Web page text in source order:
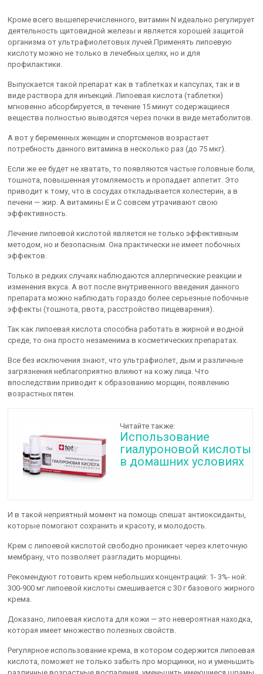
Кроме всего вышеперечисленного, витамин N идеально регулирует
деятельность щитовидной железы и является хорошей защитой
организма от ультрафиолетовых лучей.Применять липоевую
кислоту можно не только в лечебных целях, но и для
профилактики.
Выпускается такой препарат как в таблетках и капсулах, так и в
виде раствора для инъекций. Липоевая кислота (таблетки)
мгновенно абсорбируется, в течение 15 минут содержащиеся
вещества полностью выводятся через почки в виде метаболитов.
А вот у беременных женщин и спортсменов возрастает
потребность данного витамина в несколько раз (до 75 мкг).
Если же ее будет не хватать, то появляются частые головные боли,
тошнота, повышенная утомляемость и пропадает аппетит. Это
приводит к тому, что в сосудах откладывается холестерин, а в
печени — жир. А витамины Е и С совсем утрачивают свою
эффективность.
Лечение липоевой кислотой является не только эффективным
методом, но и безопасным. Она практически не имеет побочных
эффектов.
Только в редких случаях наблюдаются аллергические реакции и
изменения вкуса. А вот после внутривенного введения данного
препарата можно наблюдать гораздо более серьезные побочные
эффекты (тошнота, рвота, расстройство пищеварения).
Так как липоевая кислота способна работать в жирной и водной
среде, то она просто незаменима в косметических препаратах.
Все без исключения знают, что ультрафиолет, дым и различные
загрязнения неблагоприятно влияют на кожу лица. Что
впоследствии приводит к образованию морщин, появлению
возрастных пятен.
Читайте также:
Использование
гиалуроновой кислоты
в домашних условиях
И в такой неприятный момент на помощь спешат антиоксиданты,
которые помогают сохранить и красоту, и молодость.
Крем с липоевой кислотой свободно проникает через клеточную
мембрану, что позволяет разгладить морщины.
Рекомендуют готовить крем небольших концентраций: 1- 3%- ной:
300-900 мг липоевой кислоты смешивается с 30 г базового жирного
крема.
Доказано, липоевая кислота для кожи — это невероятная находка,
которая имеет множество полезных свойств.
Регулярное использование крема, в котором содержится липоевая
кислота, поможет не только забыть про морщинки, но и уменьшить